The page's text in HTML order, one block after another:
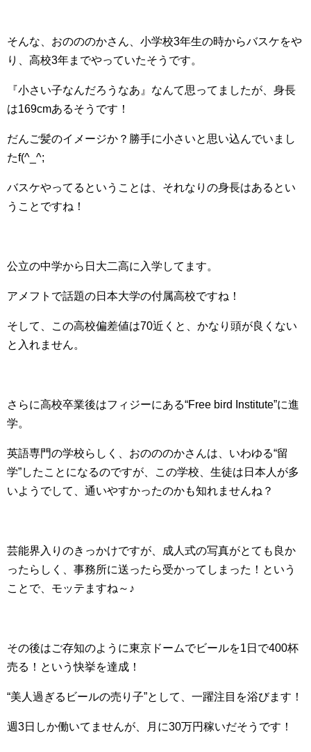
そんな、おのののかさん、小学校3年生の時からバスケをや
り、高校3年までやっていたそうです。
『小さい子なんだろうなあ』なんて思ってましたが、身長
は169cmあるそうです！
だんご髪のイメージか？勝手に小さいと思い込んでいまし
たf(^_^;
バスケやってるということは、それなりの身長はあるとい
うことですね！
公立の中学から日大二高に入学してます。
アメフトで話題の日本大学の付属高校ですね！
そして、この高校偏差値は70近くと、かなり頭が良くない
と入れません。
さらに高校卒業後はフィジーにある“Free bird Institute”に進
学。
英語専門の学校らしく、おのののかさんは、いわゆる“留
学”したことになるのですが、この学校、生徒は日本人が多
いようでして、通いやすかったのかも知れませんね？
芸能界入りのきっかけですが、成人式の写真がとても良か
ったらしく、事務所に送ったら受かってしまった！という
ことで、モッテますね～♪
その後はご存知のように東京ドームでビールを1日で400杯
売る！という快挙を達成！
“美人過ぎるビールの売り子”として、一躍注目を浴びます！
週3日しか働いてませんが、月に30万円稼いだそうです！